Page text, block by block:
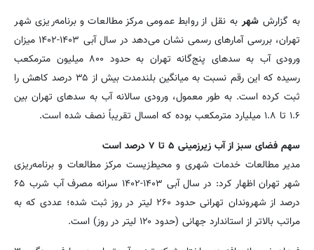
به گزارششهر به نقل از روابط عمومی مرکز مطالعات و برنامه‌ریزی شهر
تهران، بررسی آمارهای رسمی نشان می‌دهد در سال آبی ۱۴۰۳-۱۴۰۲ میزان
ورودی آب به سدهای پنج‌گانه تهران به حدود ۸۰۰ میلیون مترمکعب
رسیده که این رقم نسبت به میانگین بلندمدت بیش از ۳۵ درصد کاهش را
ثبت کرده است. به طور معمول، ورودی سالانه آب به سدهای تهران بین
۱.۶ تا ۱.۸ میلیارد مترمکعب بوده که امسال تقریباً نصف شده است.
سهم فضای سبز از آب زیرزمینی ۵ تا ۷ درصد است
مدیر مطالعات خدمات شهری و محیط‌زیست مرکز مطالعات و برنامه‌ریزی
شهر تهران اظهار کرد: در سال آبی ۱۴۰۳-۱۴۰۲ سرانه مصرف آب شرب ۶۵
درصد از شهروندان تهرانی حدود ۲۶۰ لیتر در روز ثبت شده؛ عددی که به
‌مراتب بالاتر از استاندارد جهانی (حدود ۱۲۰ لیتر در روز) است.